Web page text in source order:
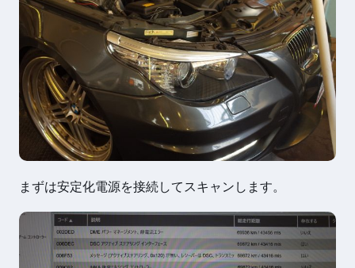
まずは安定化電源を接続してスキャンします。